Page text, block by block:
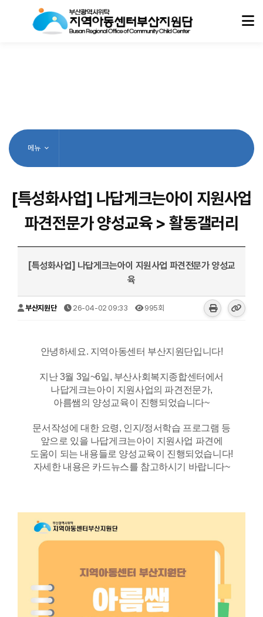
메뉴
[특성화사업] 나답게크는아이 지원사업
파견전문가 양성교육 > 활동갤러리
[특성화사업] 나답게크는아이 지원사업 파견전문가 양성교
육
부산지원단 26-04-02 09:33 995회
안녕하세요. 지역아동센터 부산지원단입니다!
지난 3월 3일~6일, 부산사회복지종합센터에서
나답게크는아이 지원사업의 파견전문가,
아름쌤의 양성교육이 진행되었습니다~
문서작성에 대한 요령, 인지/정서학습 프로그램 등
앞으로 있을 나답게크는아이 지원사업 파견에
도움이 되는 내용들로 양성교육이 진행되었습니다!
자세한 내용은 카드뉴스를 참고하시기 바랍니다~